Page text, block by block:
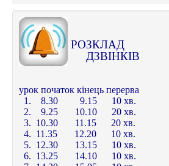
РОЗКЛАД
ДЗВІНКІВ
урок початок кінець перерва
1. 8.30 9.15 10 хв.
2. 9.25 10.10 20 хв.
3. 10.30 11.15 20 хв.
4. 11.35 12.20 10 хв.
5. 12.30 13.15 10 хв.
6. 13.25 14.10 10 хв.